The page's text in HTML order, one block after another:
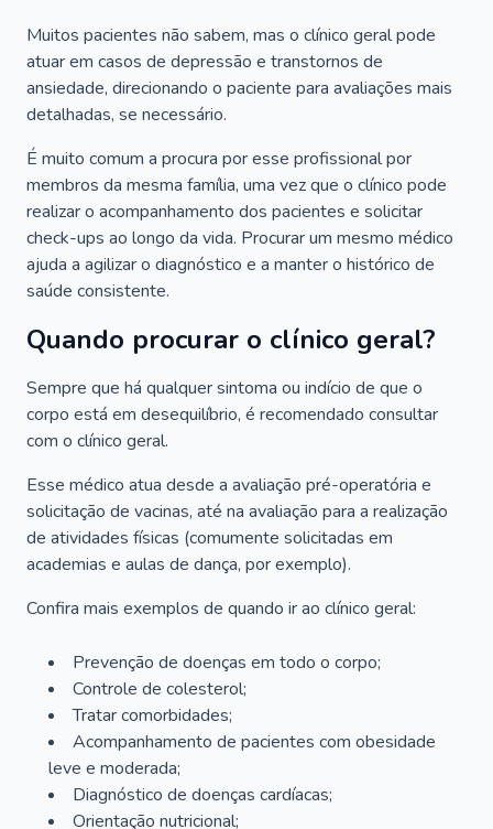
Muitos pacientes não sabem, mas o clínico geral pode
atuar em casos de depressão e transtornos de
ansiedade, direcionando o paciente para avaliações mais
detalhadas, se necessário.
É muito comum a procura por esse profissional por
membros da mesma família, uma vez que o clínico pode
realizar o acompanhamento dos pacientes e solicitar
check-ups ao longo da vida. Procurar um mesmo médico
ajuda a agilizar o diagnóstico e a manter o histórico de
saúde consistente.
Quando procurar o clínico geral?
Sempre que há qualquer sintoma ou indício de que o
corpo está em desequilíbrio, é recomendado consultar
com o clínico geral.
Esse médico atua desde a avaliação pré-operatória e
solicitação de vacinas, até na avaliação para a realização
de atividades físicas (comumente solicitadas em
academias e aulas de dança, por exemplo).
Confira mais exemplos de quando ir ao clínico geral:
Prevenção de doenças em todo o corpo;
Controle de colesterol;
Tratar comorbidades;
Acompanhamento de pacientes com obesidade
leve e moderada;
Diagnóstico de doenças cardíacas;
Orientação nutricional;